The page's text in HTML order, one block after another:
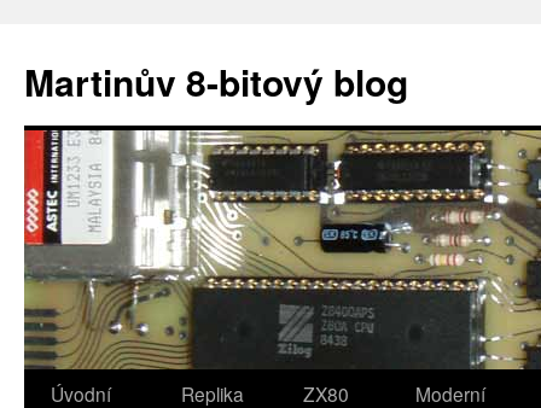
obsahu
webu
Martinův 8-bitový blog
Úvodní
Replika
ZX80
Moderní